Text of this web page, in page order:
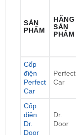
SẢN
PHẨM
HÃNG
SẢN
PHẨM
Cốp
điện
Perfect
Car
Perfect
Car
Cốp
điện
Dr.
Door
Dr.
Door